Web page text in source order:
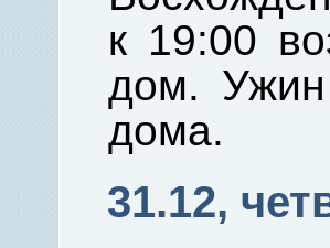
к 19:00
дом. Ужин
дома.
31.12,